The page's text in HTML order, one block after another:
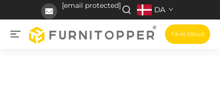
[email protected] DA
Få et tilbud